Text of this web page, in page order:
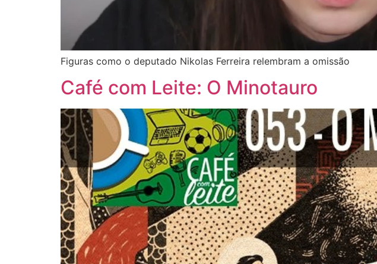
Figuras como o deputado Nikolas Ferreira relembram a omissão
Café com Leite: O Minotauro